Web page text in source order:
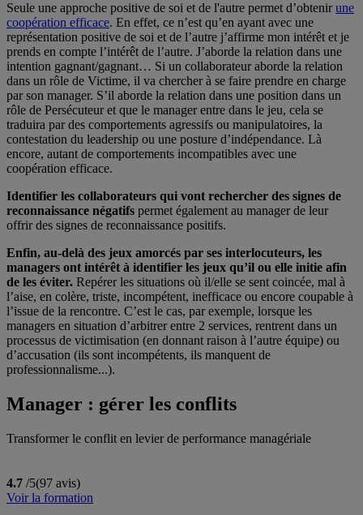
Seule une approche positive de soi et de l'autre permet d’obtenirune
coopération efficace. En effet, ce n’est qu’en ayant avec une
représentation positive de soi et de l’autre j’affirme mon intérêt et je
prends en compte l’intérêt de l’autre. J’aborde la relation dans une
intention gagnant/gagnant… Si un collaborateur aborde la relation
dans un rôle de Victime, il va chercher à se faire prendre en charge
par son manager. S’il aborde la relation dans une position dans un
rôle de Persécuteur et que le manager entre dans le jeu, cela se
traduira par des comportements agressifs ou manipulatoires, la
contestation du leadership ou une posture d’indépendance. Là
encore, autant de comportements incompatibles avec une
coopération efficace.
Identifier les collaborateurs qui vont rechercher des signes de
reconnaissance négatifs permet également au manager de leur
offrir des signes de reconnaissance positifs.
Enfin, au-delà des jeux amorcés par ses interlocuteurs, les
managers ont intérêt à identifier les jeux qu’il ou elle initie afin
de les éviter. Repérer les situations où il/elle se sent coincée, mal à
l’aise, en colère, triste, incompétent, inefficace ou encore coupable à
l’issue de la rencontre. C’est le cas, par exemple, lorsque les
managers en situation d’arbitrer entre 2 services, rentrent dans un
processus de victimisation (en donnant raison à l’autre équipe) ou
d’accusation (ils sont incompétents, ils manquent de
professionnalisme...).
Manager : gérer les conflits
Transformer le conflit en levier de performance managériale
4.7 /5(97 avis)
Voir la formation